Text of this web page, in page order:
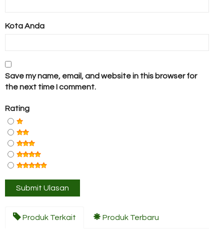
Kota Anda
Save my name, email, and website in this browser for
the next time I comment.
Rating
Produk Terkait Produk Terbaru